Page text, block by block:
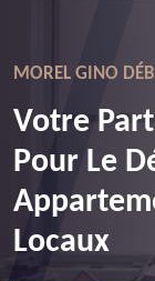
MOREL GINO
Votre
Pour Le
Locaux